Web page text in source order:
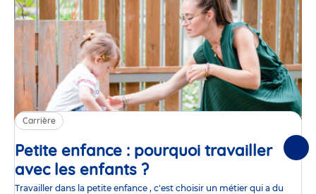
Carrière
Petite enfance : pourquoi travailler
avec les enfants ?Article
Travailler dans la petite enfance , c'est choisir un métier qui a du